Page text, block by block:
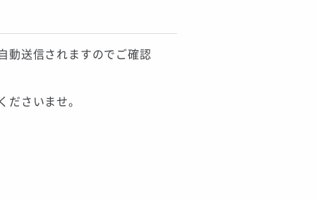
動送信されますのでご確認
さいませ。